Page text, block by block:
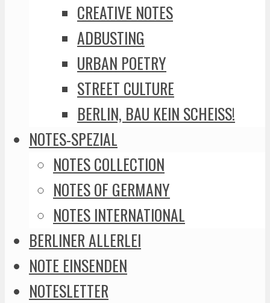
CREATIVE NOTES
ADBUSTING
URBAN POETRY
STREET CULTURE
BERLIN, BAU KEIN SCHEISS!
NOTES-SPEZIAL
NOTES COLLECTION
NOTES OF GERMANY
NOTES INTERNATIONAL
BERLINER ALLERLEI
NOTE EINSENDEN
NOTESLETTER